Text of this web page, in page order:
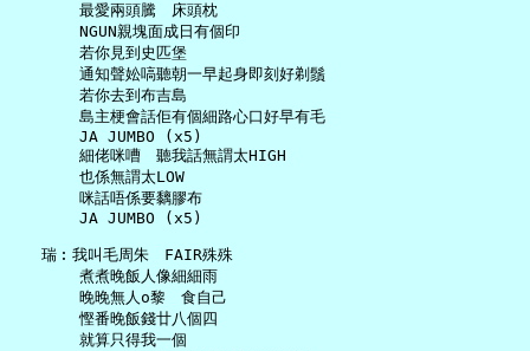
       最愛兩頭騰　床頭枕
       NGUN親塊面成日有個印
       若你見到史匹堡
       通知聲妐嗃聽朝一早起身即刻好剃鬚
       若你去到布吉島
       島主梗會話佢有個細路心口好早有毛
       JA JUMBO (x5)
       細佬咪嘈　聽我話無謂太HIGH
       也係無謂太LOW
       咪話唔係要黐膠布
       JA JUMBO (x5)
   瑞︰我叫毛周朱　FAIR殊殊
       煮煮晚飯人像細細雨
       晚晚無人o黎　食自己
       慳番晚飯錢廿八個四
       就算只得我一個